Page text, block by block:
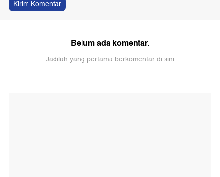
Kirim Komentar
Belum ada komentar.
Jadilah yang pertama berkomentar di sini